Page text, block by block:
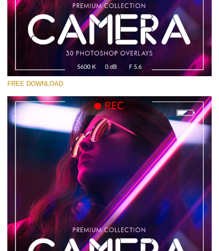
Si prega di Selezionare
Free Photoshop Overlay #19
Small 800*533px
Camera Overlays
(30 Overlays)
Sky Boundless
(347 Overlays)
Large 6000*4000px
Entire Collection
(1783 Overlays)
Large 6000*4000px
Download Gratuito
FREE DOWNLOAD